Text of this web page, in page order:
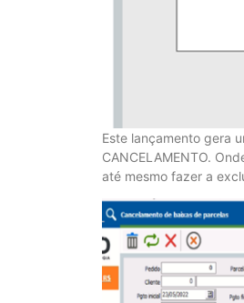
Este lançamento gera
CANCELAMENTO.
até mesmo fazer a